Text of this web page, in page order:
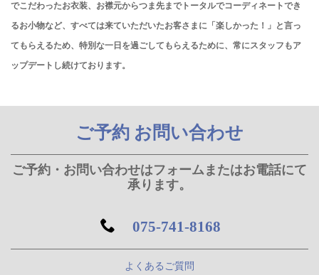
でこだわったお衣装、お襟元からつま先までトータルでコーディネートでき
るお小物など、すべては来ていただいたお客さまに「楽しかった！」と言っ
てもらえるため、特別な一日を過ごしてもらえるために、常にスタッフもア
ップデートし続けております。
ご予約 お問い合わせ
ご予約・お問い合わせはフォームまたはお電話にて
承ります。
075-741-8168
よくあるご質問